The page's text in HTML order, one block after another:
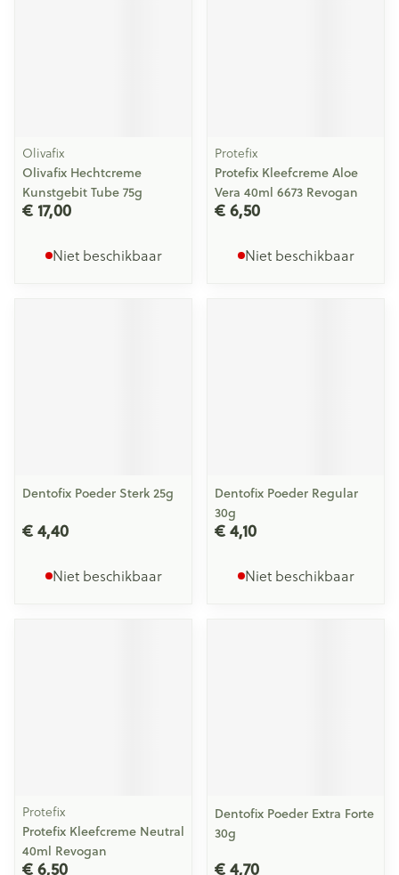
Olivafix
Olivafix Hechtcreme
Kunstgebit Tube 75g
€ 17,00
Niet beschikbaar
Protefix
Protefix Kleefcreme Aloe
Vera 40ml 6673 Revogan
€ 6,50
Niet beschikbaar
Dentofix Poeder Sterk 25g
€ 4,40
Niet beschikbaar
Dentofix Poeder Regular
30g
€ 4,10
Niet beschikbaar
Protefix
Protefix Kleefcreme Neutral
40ml Revogan
€ 6,50
Dentofix Poeder Extra Forte
30g
€ 4,70